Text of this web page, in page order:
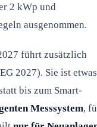
2 kWp und
ausgenommen.
führt zusätzlich
2027). Sie ist etwas
bis zum Smart-
Messsystem,